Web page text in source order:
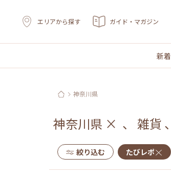
エリアから探す ガイド・マガジン
新着
神奈川県
神奈川県 × 、 雑貨 、
絞り込む たびレポ